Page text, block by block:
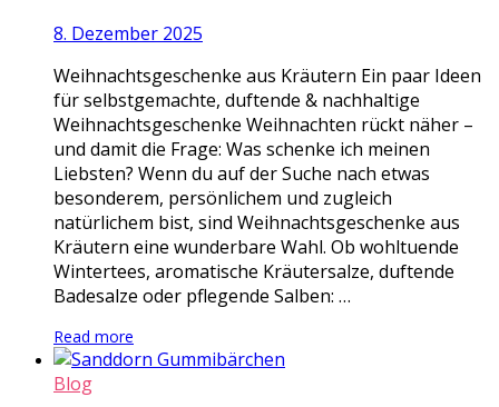
8. Dezember 2025
Weihnachtsgeschenke aus Kräutern Ein paar Ideen
für selbstgemachte, duftende & nachhaltige
Weihnachtsgeschenke Weihnachten rückt näher –
und damit die Frage: Was schenke ich meinen
Liebsten? Wenn du auf der Suche nach etwas
besonderem, persönlichem und zugleich
natürlichem bist, sind Weihnachtsgeschenke aus
Kräutern eine wunderbare Wahl. Ob wohltuende
Wintertees, aromatische Kräutersalze, duftende
Badesalze oder pflegende Salben: …
Read more
Blog